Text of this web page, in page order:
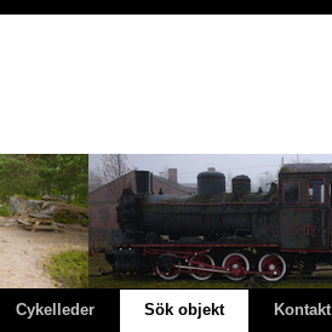
Cykelleder Sök objekt Kontakt